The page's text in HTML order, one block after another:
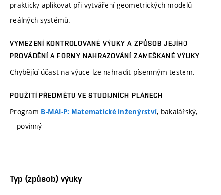
prakticky aplikovat při vytváření geometrických modelů
reálných systémů.
VYMEZENÍ KONTROLOVANÉ VÝUKY A ZPŮSOB JEJÍHO
PROVÁDĚNÍ A FORMY NAHRAZOVÁNÍ ZAMEŠKANÉ VÝUKY
Chybějící účast na výuce lze nahradit písemným testem.
POUŽITÍ PŘEDMĚTU VE STUDIJNÍCH PLÁNECH
Program B-MAI-P: Matematické inženýrství, bakalářský,
povinný
Typ (způsob) výuky